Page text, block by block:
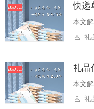
本文
涵盖
礼
本文
服务
礼